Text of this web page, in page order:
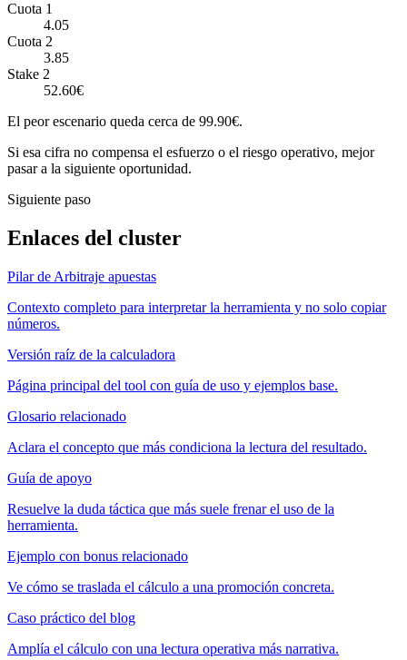
Cuota 1
4.05
Cuota 2
3.85
Stake 2
52.60€
El peor escenario queda cerca de 99.90€.
Si esa cifra no compensa el esfuerzo o el riesgo operativo, mejor
pasar a la siguiente oportunidad.
Siguiente paso
Enlaces del cluster
Pilar de Arbitraje apuestas
Contexto completo para interpretar la herramienta y no solo copiar
números.
Versión raíz de la calculadora
Página principal del tool con guía de uso y ejemplos base.
Glosario relacionado
Aclara el concepto que más condiciona la lectura del resultado.
Guía de apoyo
Resuelve la duda táctica que más suele frenar el uso de la
herramienta.
Ejemplo con bonus relacionado
Ve cómo se traslada el cálculo a una promoción concreta.
Caso práctico del blog
Amplía el cálculo con una lectura operativa más narrativa.